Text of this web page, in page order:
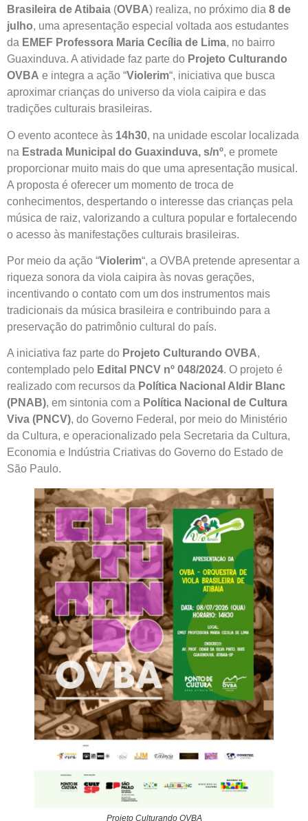
Brasileira de Atibaia (OVBA) realiza, no próximo dia 8 de
julho, uma apresentação especial voltada aos estudantes
da EMEF Professora Maria Cecília de Lima, no bairro
Guaxinduva. A atividade faz parte do Projeto Culturando
OVBA e integra a ação “Violerim“, iniciativa que busca
aproximar crianças do universo da viola caipira e das
tradições culturais brasileiras.
O evento acontece às 14h30, na unidade escolar localizada
na Estrada Municipal do Guaxinduva, s/nº, e promete
proporcionar muito mais do que uma apresentação musical.
A proposta é oferecer um momento de troca de
conhecimentos, despertando o interesse das crianças pela
música de raiz, valorizando a cultura popular e fortalecendo
o acesso às manifestações culturais brasileiras.
Por meio da ação “Violerim“, a OVBA pretende apresentar a
riqueza sonora da viola caipira às novas gerações,
incentivando o contato com um dos instrumentos mais
tradicionais da música brasileira e contribuindo para a
preservação do patrimônio cultural do país.
A iniciativa faz parte do Projeto Culturando OVBA,
contemplado pelo Edital PNCV nº 048/2024. O projeto é
realizado com recursos da Política Nacional Aldir Blanc
(PNAB), em sintonia com a Política Nacional de Cultura
Viva (PNCV), do Governo Federal, por meio do Ministério
da Cultura, e operacionalizado pela Secretaria da Cultura,
Economia e Indústria Criativas do Governo do Estado de
São Paulo.
Projeto Culturando OVBA